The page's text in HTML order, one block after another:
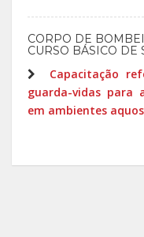
CORPO DE
CURSO BÁSICO DE
Capacitação
guarda-vidas para
em ambientes